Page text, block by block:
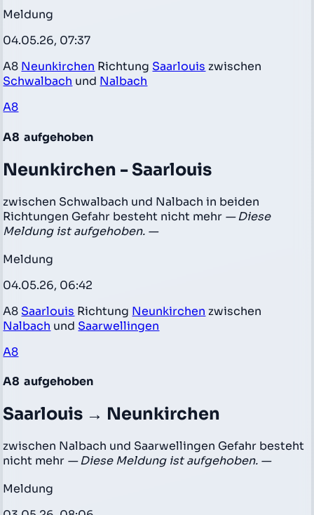
Meldung
04.05.26, 07:37
A8 Neunkirchen Richtung Saarlouis zwischen
Schwalbach und Nalbach
A8
A8 aufgehoben
Neunkirchen - Saarlouis
zwischen Schwalbach und Nalbach in beiden
Richtungen Gefahr besteht nicht mehr — Diese
Meldung ist aufgehoben. —
Meldung
04.05.26, 06:42
A8 Saarlouis Richtung Neunkirchen zwischen
Nalbach und Saarwellingen
A8
A8 aufgehoben
Saarlouis → Neunkirchen
zwischen Nalbach und Saarwellingen Gefahr besteht
nicht mehr — Diese Meldung ist aufgehoben. —
Meldung